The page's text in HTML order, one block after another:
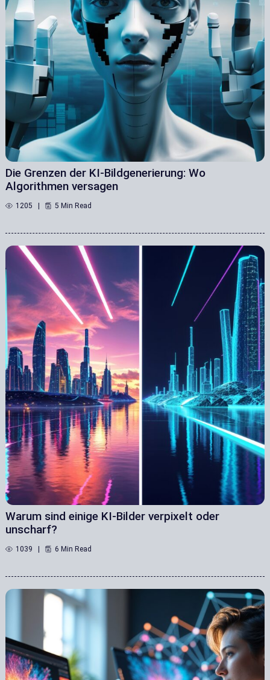
Die Grenzen der KI-Bildgenerierung: Wo
Algorithmen versagen
1205 5 Min Read
Warum sind einige KI-Bilder verpixelt oder
unscharf?
1039 6 Min Read